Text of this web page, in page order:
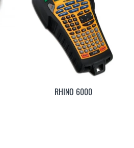
RHINO 6000